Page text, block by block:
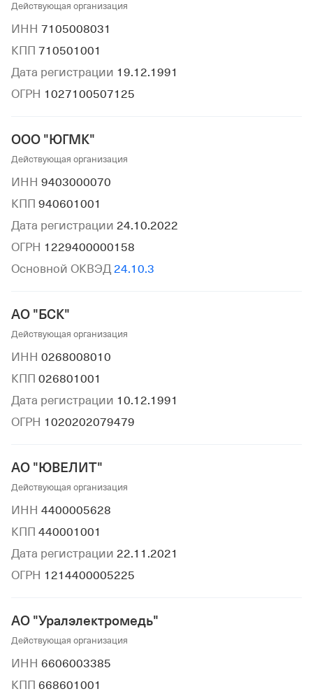
Действующая организация
ИНН 7105008031
КПП 710501001
Дата регистрации 19.12.1991
ОГРН 1027100507125
ООО "ЮГМК"
Действующая организация
ИНН 9403000070
КПП 940601001
Дата регистрации 24.10.2022
ОГРН 1229400000158
Основной ОКВЭД 24.10.3
АО "БСК"
Действующая организация
ИНН 0268008010
КПП 026801001
Дата регистрации 10.12.1991
ОГРН 1020202079479
АО "ЮВЕЛИТ"
Действующая организация
ИНН 4400005628
КПП 440001001
Дата регистрации 22.11.2021
ОГРН 1214400005225
АО "Уралэлектромедь"
Действующая организация
ИНН 6606003385
КПП 668601001